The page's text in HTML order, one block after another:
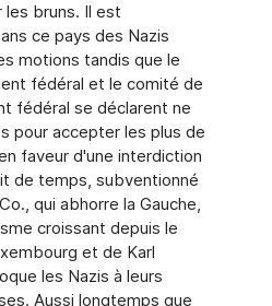
les bruns. Il est
ce pays des Nazis
motions tandis que le
fédéral et le comité de
fédéral se déclarent ne
pour accepter les plus de
faveur d'une interdiction
de temps, subventionné
qui abhorre la Gauche,
croissant depuis le
et de Karl
les Nazis à leurs
Aussi longtemps que